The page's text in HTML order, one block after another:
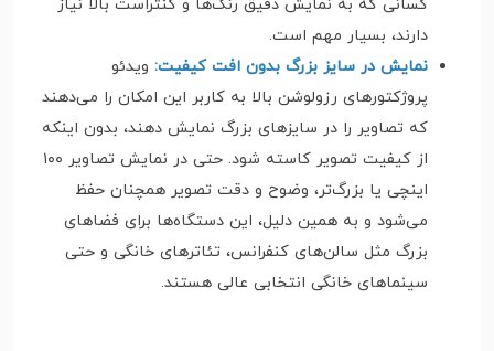
کسانی که به نمایش دقیق رنگ‌ها و کنتراست بالا نیاز
دارند، بسیار مهم است.
نمایش در سایز بزرگ بدون افت کیفیت: ویدئو
پروژکتورهای رزولوشن بالا به کاربر این امکان را می‌دهند
که تصاویر را در سایزهای بزرگ نمایش دهند، بدون اینکه
از کیفیت تصویر کاسته شود. حتی در نمایش تصاویر ۱۰۰
اینچی یا بزرگ‌تر، وضوح و دقت تصویر همچنان حفظ
می‌شود و به همین دلیل، این دستگاه‌ها برای فضاهای
بزرگ مثل سالن‌های کنفرانس، تئاترهای خانگی و حتی
سینماهای خانگی انتخابی عالی هستند.